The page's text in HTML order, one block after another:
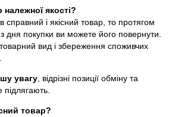
якості?
і якісний товар, то протягом
дня покупки ви можете його повернути.
вид і збереження споживчих
увагу, відрізні позиції обміну та
товар?